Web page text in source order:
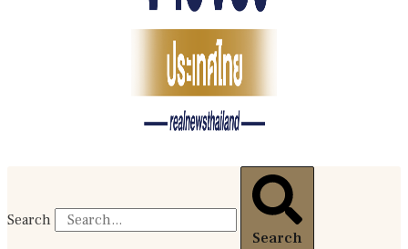
Search
Search